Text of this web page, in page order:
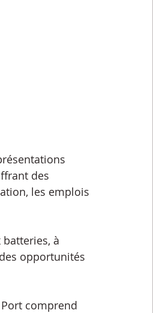
des
les emplois
à
opportunités
comprend